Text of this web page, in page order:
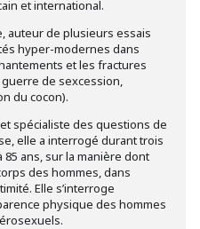
et international.
auteur de plusieurs essais
hyper-modernes dans
et les fractures
de sexcession,
du cocon).
spécialiste des questions de
elle a interrogé durant trois
85 ans, sur la manière dont
des hommes, dans
Elle s’interroge
physique des hommes